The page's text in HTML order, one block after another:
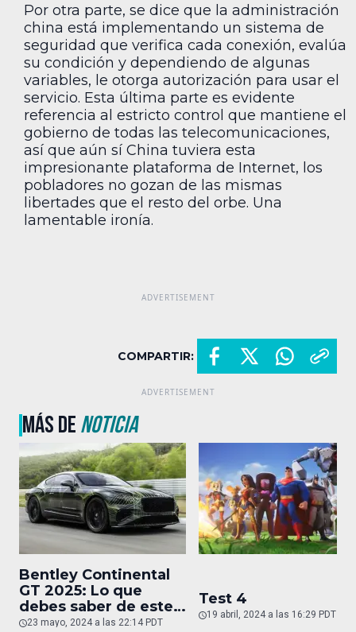
Por otra parte, se dice que la administración
china está implementando un sistema de
seguridad que verifica cada conexión, evalúa
su condición y dependiendo de algunas
variables, le otorga autorización para usar el
servicio. Esta última parte es evidente
referencia al estricto control que mantiene el
gobierno de todas las telecomunicaciones,
así que aún sí China tuviera esta
impresionante plataforma de Internet, los
pobladores no gozan de las mismas
libertades que el resto del orbe. Una
lamentable ironía.
COMPARTIR:
MÁS DENOTICIA
Bentley Continental
GT 2025: Lo que
debes saber de este
auto de superlujo
23 mayo, 2024 a las 22:14 PDT
Test 4
19 abril, 2024 a las 16:29 PDT